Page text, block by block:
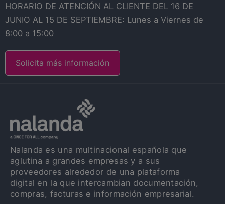
HORARIO DE ATENCIÓN AL CLIENTE DEL 16 DE
JUNIO AL 15 DE SEPTIEMBRE: Lunes a Viernes de
8:00 a 15:00
Solicita más información
Nalanda es una multinacional española que
aglutina a grandes empresas y a sus
proveedores alrededor de una plataforma
digital en la que intercambian documentación,
compras, facturas e información empresarial.